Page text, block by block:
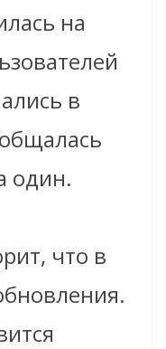
на
в
один.
что в